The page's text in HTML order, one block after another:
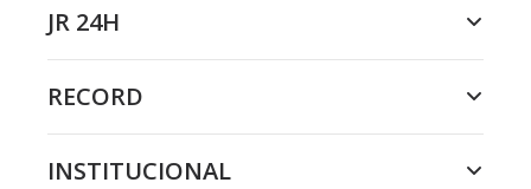
JR 24H
RECORD
INSTITUCIONAL